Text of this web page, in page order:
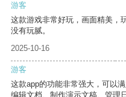
游客
这款游戏非常好玩，画面精美，
没有玩腻。
2025-10-16
游客
这款app的功能非常强大，可以
编辑文档、制作演示文稿、管理